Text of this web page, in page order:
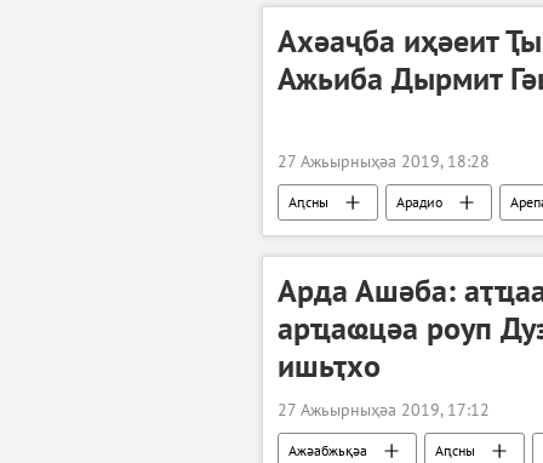
Ахәаҷба иҳәеит
Ажьиба Дырмит
27 Ажьырныҳәа 2019, 18:28
Аԥсны Арадио
Арда Ашәба:
арҵаҩцәа роуп
ишьҭхо
27 Ажьырныҳәа 2019, 17:12
Ажәабжьқәа Аԥсны